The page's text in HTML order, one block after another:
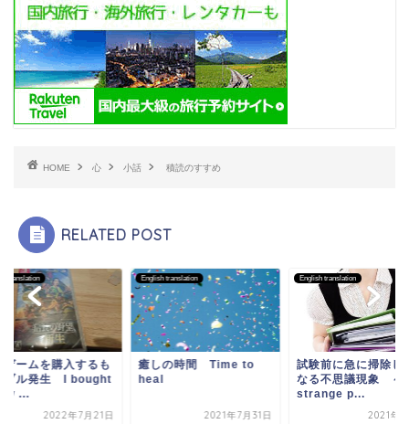
HOME 心 小話 積読のすすめ
RELATED POST
translation
ゲームを購入するも
ブル発生 I bought
...
2022年7月21日
English translation
癒しの時間 Time to
heal
2021年7月31日
English translation
試験前に急に掃除し
なる不思議現象 ～
strange p...
2021年1